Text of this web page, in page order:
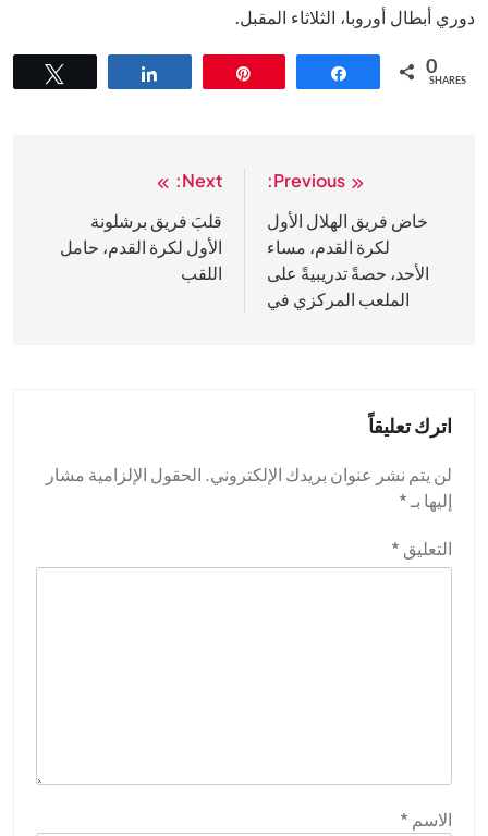
دوري أبطال أوروبا، الثلاثاء المقبل.
0
SHARES
المقالات
Previous:
خاض فريق الهلال الأول
لكرة القدم، مساء
الأحد، حصةً تدريبيةً على
الملعب المركزي في
Next:
قلبَ فريق برشلونة
الأول لكرة القدم، حامل
اللقب
اترك تعليقاً
لن يتم نشر عنوان بريدك الإلكتروني. الحقول الإلزامية مشار
إليها بـ*
التعليق *
الاسم *